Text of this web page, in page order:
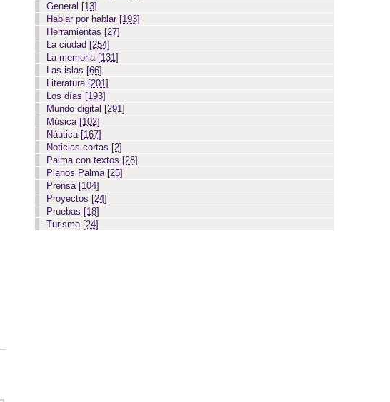
General [13]
Hablar por hablar [193]
Herramientas [27]
La ciudad [254]
La memoria [131]
Las islas [66]
Literatura [201]
Los días [193]
Mundo digital [291]
Música [102]
Náutica [167]
Noticias cortas [2]
Palma con textos [28]
Planos Palma [25]
Prensa [104]
Proyectos [24]
Pruebas [18]
Turismo [24]